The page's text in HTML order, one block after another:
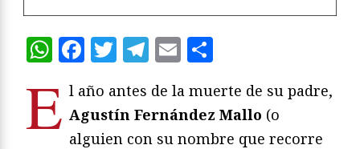
WhatsApp
Facebook
Twitter
Telegram
Email
E l año antes de la muerte de su padre,
Agustín Fernández Mallo (o
alguien con su nombre que recorre